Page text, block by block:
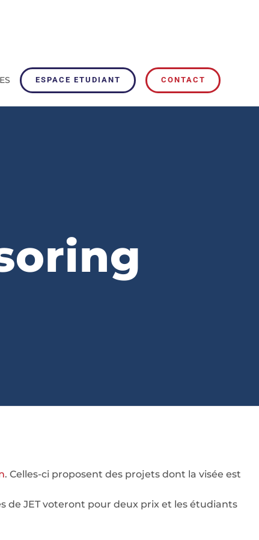
ESPACE ETUDIANT CONTACT
. Celles-ci proposent des projets dont la visée est
de JET voteront pour deux prix et les étudiants